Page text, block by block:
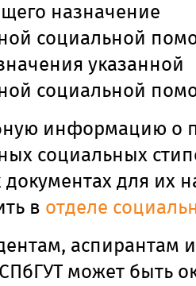
назначение
социальной
указанной
социальной
информацию о
социальных
для их
в отделе
аспирантам и
может быть